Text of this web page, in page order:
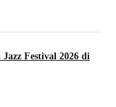
Festival 2026 di